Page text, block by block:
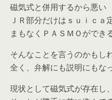
磁気式と併用するから悪い
ＪＲ部分だけはｓｕｉｃａ
まもなくＰＡＳＭＯができ
そんなことを言うのかもし
全く、弁解にも説明にもな
現状として磁気式が存在し